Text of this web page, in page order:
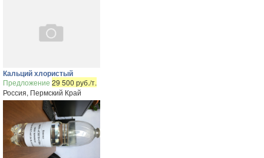
Кальций хлористый
Предложение 29 500 руб./т.
Россия, Пермский Край